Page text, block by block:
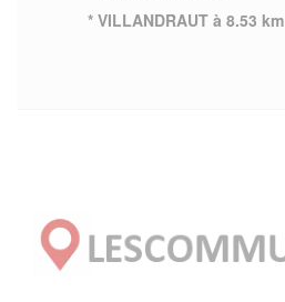
* VILLANDRAUT à 8.53 km